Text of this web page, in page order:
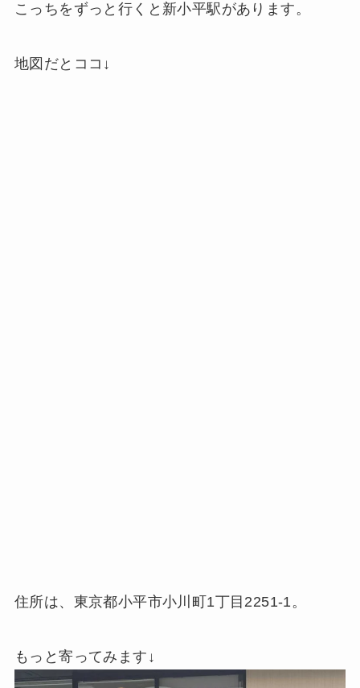
こっちをずっと行くと新小平駅があります。
地図だとココ↓
住所は、東京都小平市小川町1丁目2251-1。
もっと寄ってみます↓